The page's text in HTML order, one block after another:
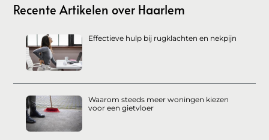
Recente Artikelen over Haarlem
Effectieve hulp bij rugklachten en nekpijn
Waarom steeds meer woningen kiezen
voor een gietvloer